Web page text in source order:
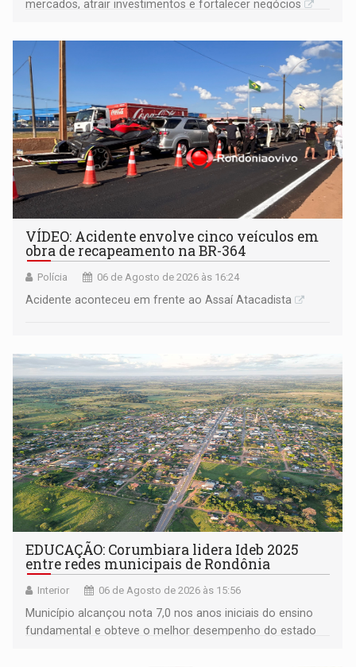
mercados, atrair investimentos e fortalecer negócios
VÍDEO: Acidente envolve cinco veículos em
obra de recapeamento na BR-364
Polícia 06 de Agosto de 2026 às 16:24
Acidente aconteceu em frente ao Assaí Atacadista
EDUCAÇÃO: Corumbiara lidera Ideb 2025
entre redes municipais de Rondônia
Interior 06 de Agosto de 2026 às 15:56
Município alcançou nota 7,0 nos anos iniciais do ensino
fundamental e obteve o melhor desempenho do estado